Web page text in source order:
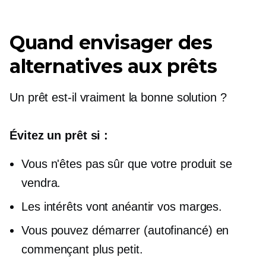
Quand envisager des
alternatives aux prêts
Un prêt est-il vraiment la bonne solution ?
Évitez un prêt si :
Vous n'êtes pas sûr que votre produit se
vendra.
Les intérêts vont anéantir vos marges.
Vous pouvez démarrer (autofinancé) en
commençant plus petit.